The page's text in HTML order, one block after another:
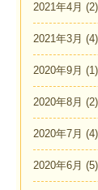
2021年4月 (2)
2021年3月 (4)
2020年9月 (1)
2020年8月 (2)
2020年7月 (4)
2020年6月 (5)